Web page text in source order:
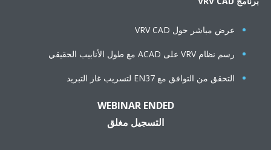
عرض مباشر حول VRV CAD
رسم نظام VRV على ACAD مع طول الأنابيب الحقيقي
التحقق من التوافق مع EN37 لتسريب غاز التبريد
WEBINAR ENDED
التسجيل مغلق